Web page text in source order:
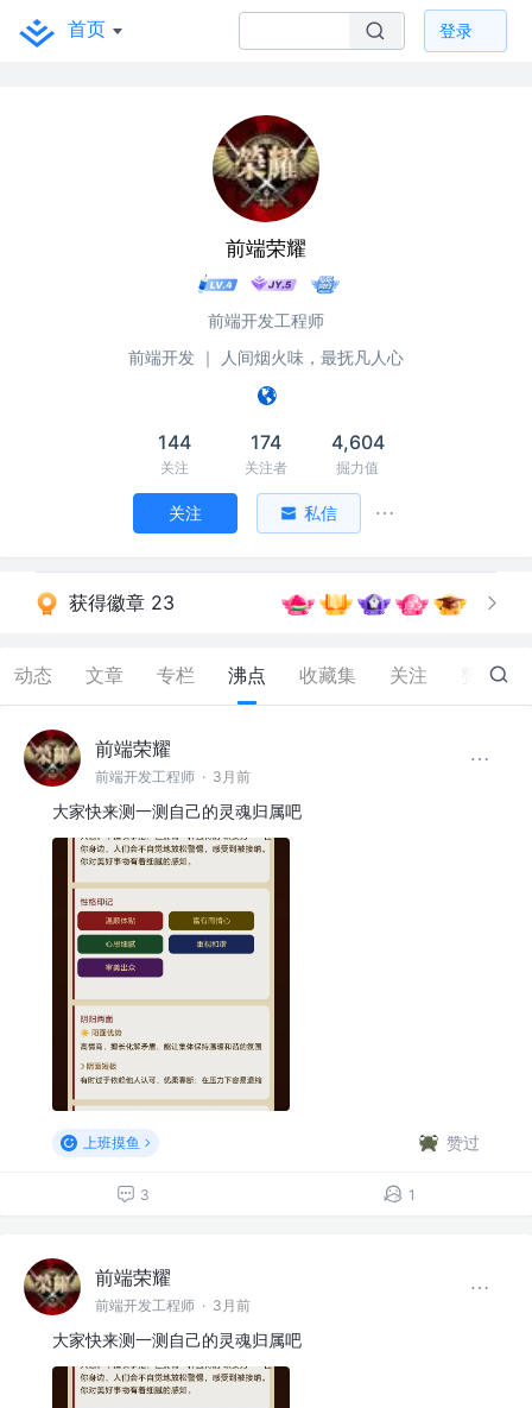
首页 登录
前端荣耀
前端开发工程师
前端开发 ｜ 人间烟火味，最抚凡人心
144
关注
174
关注者
4,604
掘力值
关注 私信
获得徽章 23
动态 文章 专栏 沸点 收藏集 关注 258
前端荣耀
前端开发工程师 · 3月前
大家快来测一测自己的灵魂归属吧
上班摸鱼 赞过
3 1
前端荣耀
前端开发工程师 · 3月前
大家快来测一测自己的灵魂归属吧